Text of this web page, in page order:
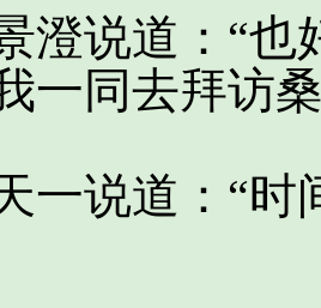
说道：“也
一同去拜访
说道：“时